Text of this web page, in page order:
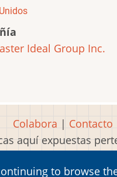
Ideal Group Inc.
Colabora | Contacto
aquí expuestas
2001-2026
to browse